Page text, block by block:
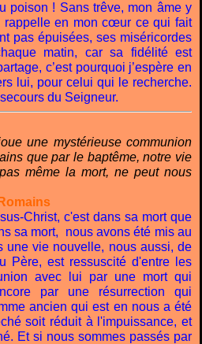
poison ! Sans trêve, mon âme y
rappelle en mon cœur ce qui fait
pas épuisées, ses miséricordes
matin, car sa fidélité est
c’est pourquoi j’espère en
lui, pour celui qui le recherche.
du Seigneur.
une mystérieuse communion
que par le baptême, notre vie
même la mort, ne peut nous
Christ, c'est dans sa mort que
sa mort, nous avons été mis au
une vie nouvelle, nous aussi, de
Père, est ressuscité d'entre les
avec lui par une mort qui
par une résurrection qui
ancien qui est en nous a été
soit réduit à l'impuissance, et
Et si nous sommes passés par